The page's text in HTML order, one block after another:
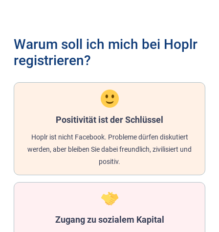
Warum soll ich mich bei Hoplr
registrieren?
Positivität ist der Schlüssel
Hoplr ist nicht Facebook. Probleme dürfen diskutiert
werden, aber bleiben Sie dabei freundlich, zivilisiert und
positiv.
Zugang zu sozialem Kapital